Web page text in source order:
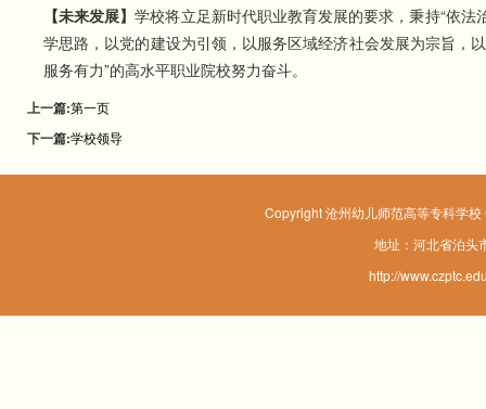
【未来发展】学校将立足新时代职业教育发展的要求，秉持“依
学思路，以党的建设为引领，以服务区域经济社会发展为宗旨，
服务有力”的高水平职业院校努力奋斗‌。
上一篇:第一页
下一篇:学校领导
Copyright 沧州幼儿师范高等专科学
地址：河北省泊
http://